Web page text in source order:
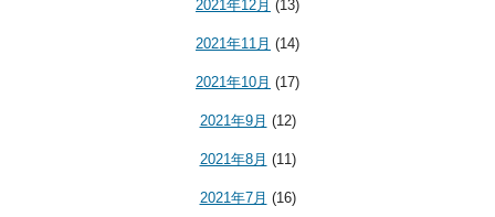
2021年12月 (13)
2021年11月 (14)
2021年10月 (17)
2021年9月 (12)
2021年8月 (11)
2021年7月 (16)